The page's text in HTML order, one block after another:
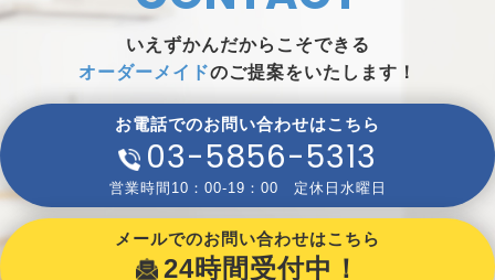
いえずかんだからこそできる
オーダーメイドのご提案をいたします！
お電話でのお問い合わせはこちら
03-5856-5313
営業時間10：00-19：00 定休日水曜日
メールでのお問い合わせはこちら
24時間受付中！